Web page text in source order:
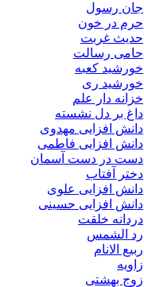
جان رسول
حرم در خون
حدیث غربت
حامی رسالت
خورشید کعبه
خورشید ری
خزانه دار علم
داغ بر دل نشسته
دانش افزایی مهدوی
دانش افزایی فاطمی
دست در دست آسمان
دختر آفتاب
دانش افزایی علوی
دانش افزایی حسینی
دردانه خلقت
رد الشمس
ربیع الانام
زاویه
زوج بهشتی